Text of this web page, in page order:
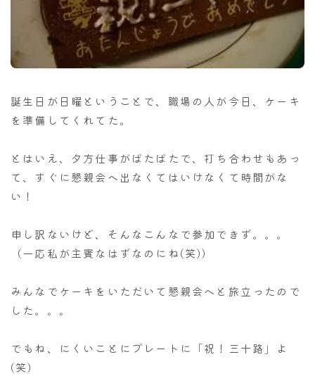
ナナちゃん人形
誕生日が日曜ということで、職場の人が今日、ケーキ
を準備してくれてた。
とはいえ、夕方仕事がばたばたで、打ち合わせもあっ
て、すぐに懇親会へ出なくてはいけなくて時間がな
い！
申し訳ないけど、そんなこんなで参加できず。。。
（一応私が主賓なはずなのにね(笑)）
みんなでケーキをいただいて懇親会へと旅立ったので
した。。。
でもね、にくいことにプレートに「祝！三十路」よ
(笑)